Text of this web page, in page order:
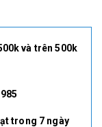
và trên 500k
trong 7 ngày